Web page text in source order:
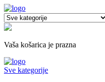
Vaša košarica je prazna
Sve kategorije